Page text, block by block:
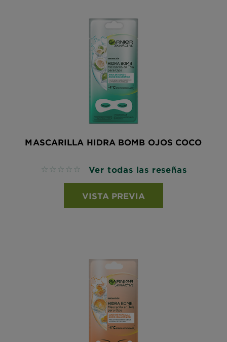
MASCARILLA HIDRA BOMB OJOS COCO
No reviews Ver todas las reseñas
VISTA PREVIA